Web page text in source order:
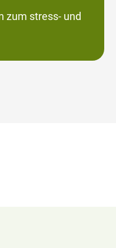
zum stress- und